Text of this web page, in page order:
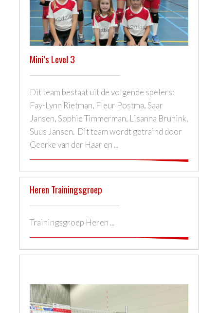
Mini’s Level 3
Dit team bestaat uit de volgende spelers:
Fay-Lynn Rietman, Fleur Postma, Saar
Jansen, Sophie Timmerman, Lisanna Brunink,
Suus Jansen. Dit team wordt getraind door
Geerke van der Haar en ...
Heren Trainingsgroep
Trainingsgroep Heren ...